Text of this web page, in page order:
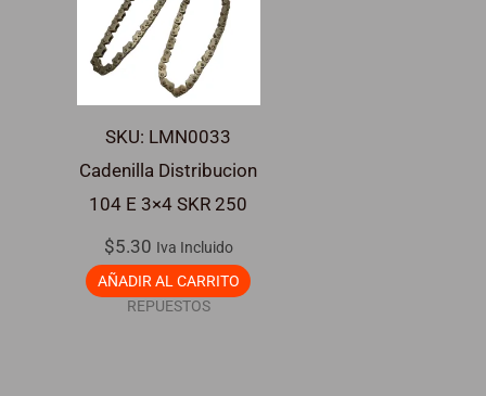
SKU: LMN0033
Cadenilla Distribucion
104 E 3×4 SKR 250
$5.30 Iva Incluido
AÑADIR AL CARRITO
REPUESTOS